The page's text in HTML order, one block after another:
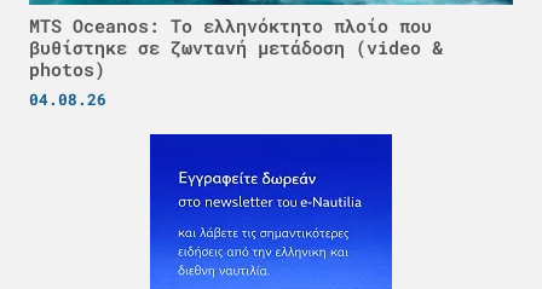
MTS Oceanos: Το ελληνόκτητο πλοίο που
βυθίστηκε σε ζωντανή μετάδοση (video &
photos)
04.08.26